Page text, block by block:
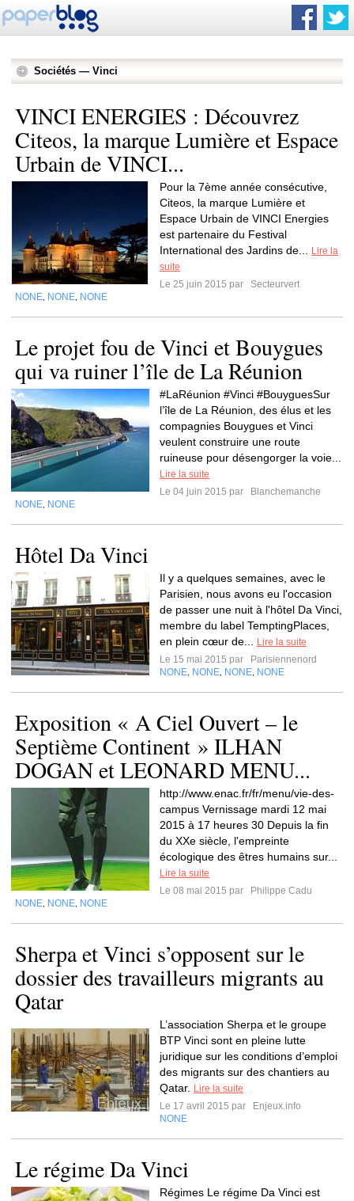
Sociétés — Vinci
VINCI ENERGIES : Découvrez
Citeos, la marque Lumière et Espace
Urbain de VINCI...
Pour la 7ème année consécutive,
Citeos, la marque Lumière et
Espace Urbain de VINCI Energies
est partenaire du Festival
International des Jardins de...
Lire la
suite
Le 25 juin 2015 par
Secteurvert
NONE NONE NONE
Le projet fou de Vinci et Bouygues
qui va ruiner l’île de La Réunion
#LaRéunion #Vinci #BouyguesSur
l’île de La Réunion, des élus et les
compagnies Bouygues et Vinci
veulent construire une route
ruineuse pour désengorger la voie...
Lire la suite
Le 04 juin 2015 par
Blanchemanche
NONE NONE
Hôtel Da Vinci
Il y a quelques semaines, avec le
Parisien, nous avons eu l'occasion
de passer une nuit à l'hôtel Da Vinci,
membre du label TemptingPlaces,
en plein cœur de...
Lire la suite
Le 15 mai 2015 par
Parisiennenord
NONE NONE NONE NONE
Exposition « A Ciel Ouvert – le
Septième Continent » ILHAN
DOGAN et LEONARD MENU...
http://www.enac.fr/fr/menu/vie-des-
campus Vernissage mardi 12 mai
2015 à 17 heures 30 Depuis la fin
du XXe siècle, l'empreinte
écologique des êtres humains sur...
Lire la suite
Le 08 mai 2015 par
Philippe Cadu
NONE NONE NONE
Sherpa et Vinci s’opposent sur le
dossier des travailleurs migrants au
Qatar
L’association Sherpa et le groupe
BTP Vinci sont en pleine lutte
juridique sur les conditions d’emploi
des migrants sur des chantiers au
Qatar.
Lire la suite
Le 17 avril 2015 par
Enjeux.info
NONE
Le régime Da Vinci
Régimes Le régime Da Vinci est